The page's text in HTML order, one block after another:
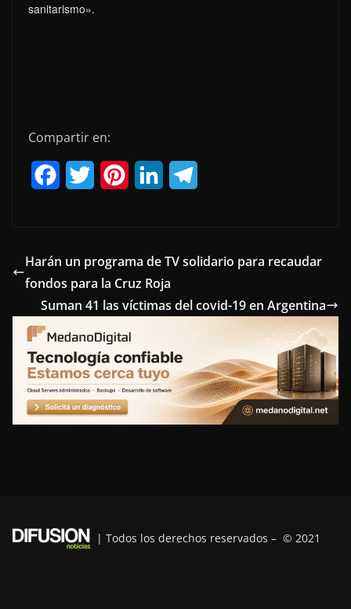
sanitarismo».
Compartir en:
e
b
o
o
k
t
t
e
r
t
e
r
e
s
k
e
d
n
e
r
m
Harán un programa de TV solidario para recaudar
fondos para la Cruz Roja
Suman 41 las víctimas del covid-19 en Argentina
| Todos los derechos reservados – © 2021